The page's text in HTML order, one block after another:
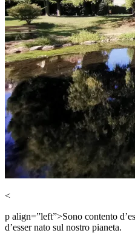
<
p align=”left”>Sono contento
d’esser nato sul nostro pianeta.